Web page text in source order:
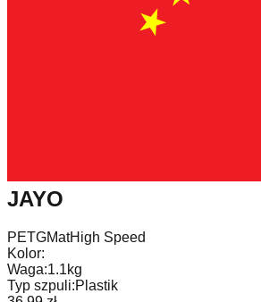
JAYO
PETGMatHigh Speed
Kolor:
Waga:1.1kg
Typ szpuli:Plastik